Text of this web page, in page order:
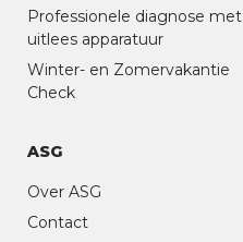
Professionele diagnose met
uitlees apparatuur
Winter- en Zomervakantie
Check
ASG
Over ASG
Contact